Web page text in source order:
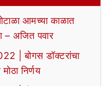
आमच्या काळात
– अजित पवार
| बोगस डॉक्टरांचा
निर्णय